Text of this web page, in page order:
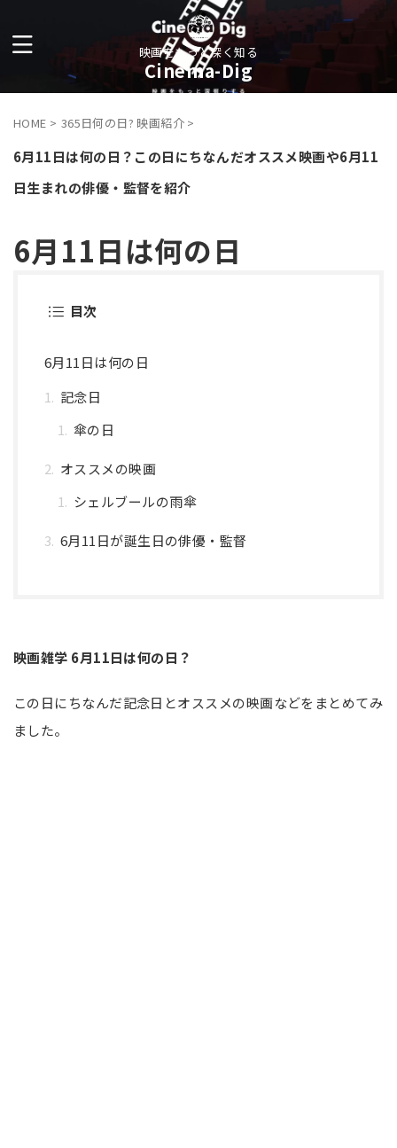
映画をもっと深く知る
Cinema-Dig
HOME > 365日何の日? 映画紹介 >
6月11日は何の日？この日にちなんだオススメ映画や6月11
日生まれの俳優・監督を紹介
6月11日は何の日
目次
6月11日は何の日
記念日
傘の日
オススメの映画
シェルブールの雨傘
6月11日が誕生日の俳優・監督
映画雑学 6月11日は何の日？
この日にちなんだ記念日とオススメの映画などをまとめてみ
ました。